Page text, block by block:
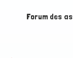
Forum des